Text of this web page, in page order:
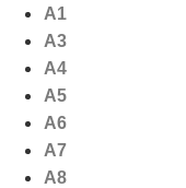
naar
inhoud
A1
A3
A4
A5
A6
A7
A8